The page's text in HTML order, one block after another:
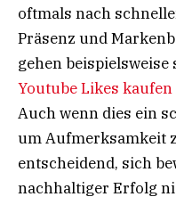
oftmals nach
Präsenz und
gehen beispielsweise
Youtube Likes kaufen
Auch wenn dies ein
um Aufmerksamkeit
entscheidend, sich
nachhaltiger Erfolg